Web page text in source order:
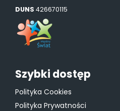
DUNS 426670115
Szybki dostęp
Polityka Cookies
Polityka Prywatności